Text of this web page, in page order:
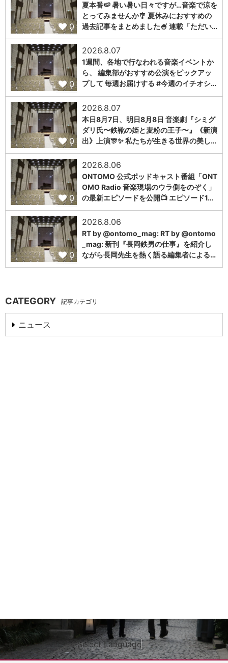
0
夏本番🍉 暑い暑い日々ですが…音楽で涼を
とってみませんか🎐 夏休みにおすすめの
過去記事をまとめました🍧 連載「ただい…
0
2026.8.07
1週間、各地で行なわれる音楽イベントか
ら、 編集部がおすすめ公演をピックアッ
プして 毎週お届けする #今週のイチオシ…
0
2026.8.07
本日8月7日、明日8月8日 音楽劇『シミグ
ダリ氏〜鉄靴の姫と麦粉の王子〜』《新演
出》上演🎊✨ 私たちが生きる世界の美し…
0
2026.8.06
ONTOMO 公式ポッドキャスト番組「ONT
OMO Radio 音楽現場のウラ側をのぞく」
の最新エピソードを公開📺 エピソード1…
0
2026.8.06
RT by @ontomo_mag: RT by @ontomo
_mag: 新刊『長岡鉄男の仕事』を紹介し
ながら長岡先生を熱く語る編集者による…
CATEGORY 記事カテゴリ
ニュース
Select Language▼